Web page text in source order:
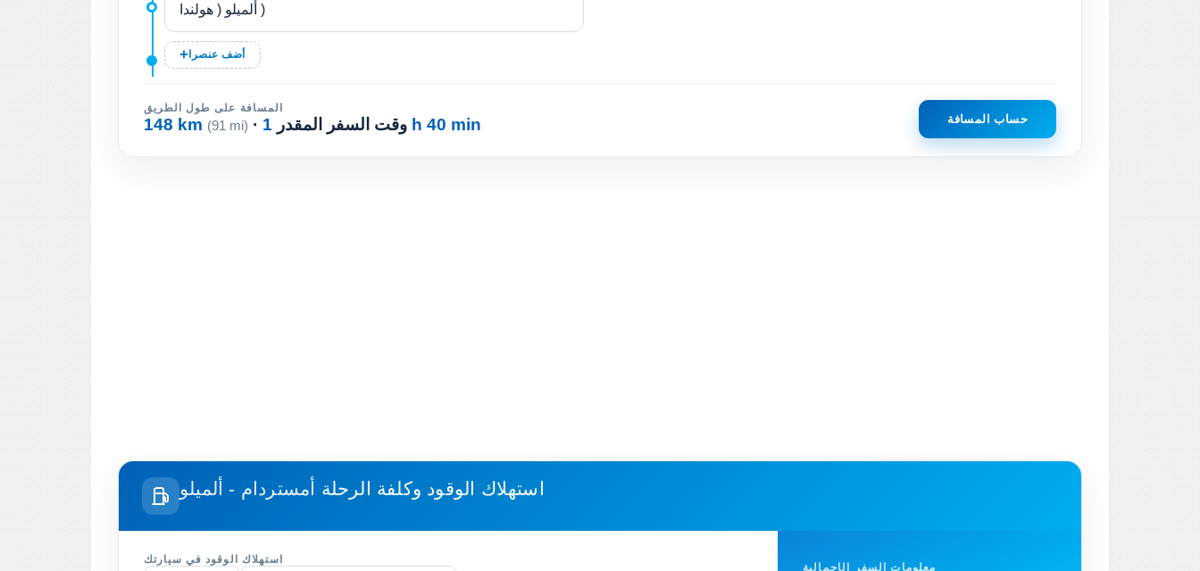
أضف عنصرا
المسافة على طول الطريق
148 km (91 mi) · وقت السفر المقدر 1 h 40 min حساب المسافة
استهلاك الوقود وكلفة الرحلة أمستردام - ألميلو
استهلاك الوقود في سيارتك
معلومات السفر الإجمالية